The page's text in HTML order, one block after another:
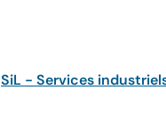
SiL - Services